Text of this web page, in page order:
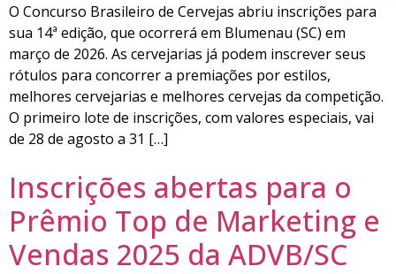
O Concurso Brasileiro de Cervejas abriu inscrições para
sua 14ª edição, que ocorrerá em Blumenau (SC) em
março de 2026. As cervejarias já podem inscrever seus
rótulos para concorrer a premiações por estilos,
melhores cervejarias e melhores cervejas da competição.
O primeiro lote de inscrições, com valores especiais, vai
de 28 de agosto a 31 […]
Inscrições abertas para o
Prêmio Top de Marketing e
Vendas 2025 da ADVB/SC